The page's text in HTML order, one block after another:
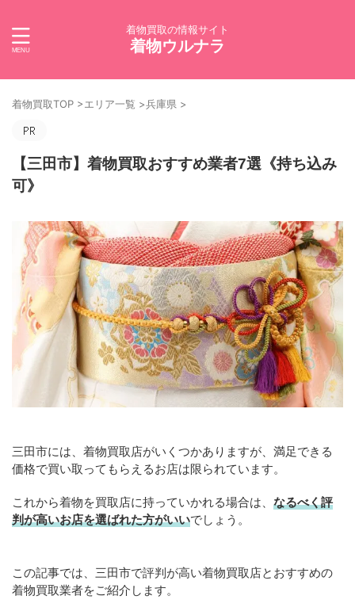
着物買取の情報サイト
着物ウルナラ
着物買取TOP >エリア一覧 >兵庫県 >
【三田市】着物買取おすすめ業者7選《持ち込み
可》
三田市には、着物買取店がいくつかありますが、満足できる
価格で買い取ってもらえるお店は限られています。
これから着物を買取店に持っていかれる場合は、 なるべく評
判が高いお店を選ばれた方がいいでしょう。
この記事では、三田市で評判が高い着物買取店とおすすめの
着物買取業者をご紹介します。